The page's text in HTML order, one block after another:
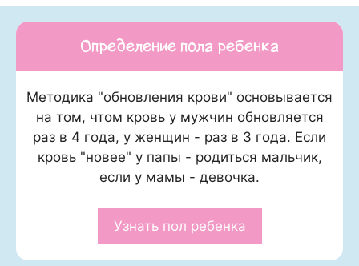
Определение пола ребенка
Методика "обновления крови" основывается
на том, чтом кровь у мужчин обновляется
раз в 4 года, у женщин - раз в 3 года. Если
кровь "новее" у папы - родиться мальчик,
если у мамы - девочка.
Узнать пол ребенка